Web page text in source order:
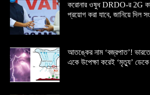
করোনার ওষুধ DRDO-র 2G
প্রয়োগ করা যাবে, জানিয়ে দিল
আতঙ্কের নাম ‘বজ্রপাত’!
একে উপেক্ষা করেই ‘মৃত্যু’